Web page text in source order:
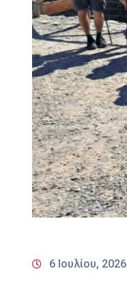
6 Ιουλίου, 2026